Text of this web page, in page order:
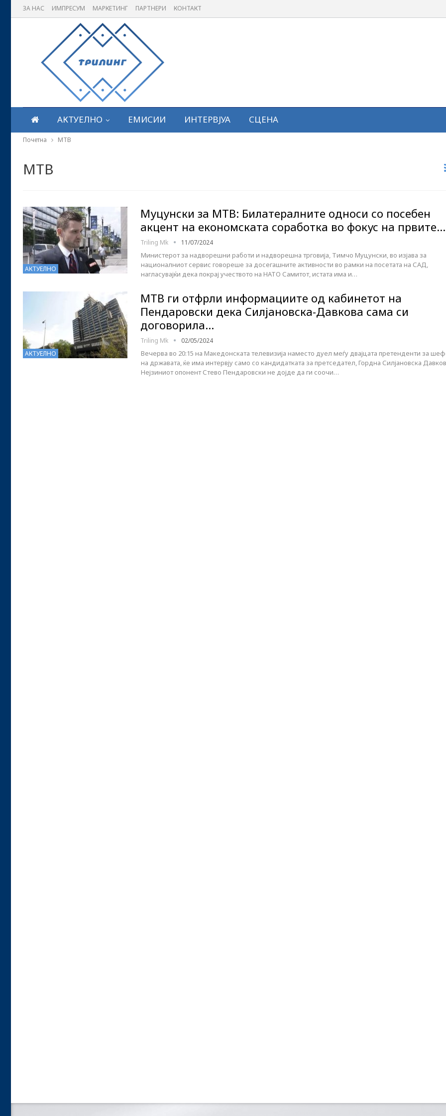
ЗА НАС ИМПРЕСУМ МАРКЕТИНГ ПАРТНЕРИ КОНТАКТ
АКТУЕЛНО ЕМИСИИ ИНТЕРВЈУА СЦЕНА
Почетна МТВ
МТВ
АКТУЕЛНО
Муцунски за МТВ: Билатералните односи со посебен
акцент на економската соработка во фокус на првите…
Triling Mk 11/07/2024
Министерот за надворешни работи и надворешна трговија, Тимчо Муцунски, во изјава за
националниот сервис говореше за досегашните активности во рамки на посетата на САД,
нагласувајќи дека покрај учеството на НАТО Самитот, истата има и…
АКТУЕЛНО
МТВ ги отфрли информациите од кабинетот на
Пендаровски дека Силјановска-Давкова сама си
договорила…
Triling Mk 02/05/2024
Вечерва во 20:15 на Македонската телевизија наместо дуел меѓу двајцата претенденти за шеф
на државата, ќе има интервју само со кандидатката за претседател, Гордна Силјановска
Нејзиниот опонент Стево Пендаровски не дојде да ги соочи…